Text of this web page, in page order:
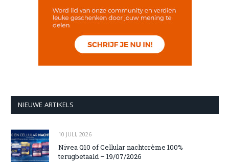
NIEUWE ARTIKELS
10 JULI, 2026
Nivea Q10 of Cellular nachtcrème 100%
terugbetaald – 19/07/2026